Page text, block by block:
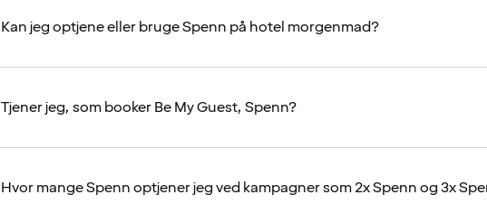
Kan jeg optjene eller bruge Spenn på hotel morgenmad?
Tjener jeg, som booker Be My Guest, Spenn?
Hvor mange Spenn optjener jeg ved kampagner som 2x Spenn og 3x